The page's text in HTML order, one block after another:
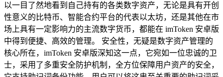
以一目了然地看到自己持有的各类数字资产，无论是具有开创
性意义的比特币、智能合约平台的代表以太坊，还是其他在市
场上具有一定影响力的主流数字货币，都能在 imToken 安卓版
中得到便捷、高效的管理。 安全性，无疑是数字资产管理的
核心所在，imToken 安卓版深知这一点，它宛如一位忠诚的卫
士，采用了多重安全防护机制，全方位保障用户资产的安全，